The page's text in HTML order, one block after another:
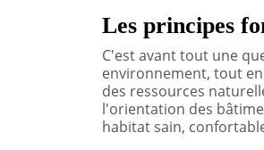
Les principes
C'est avant tout une
environnement, tout
des ressources
l'orientation des
habitat sain,